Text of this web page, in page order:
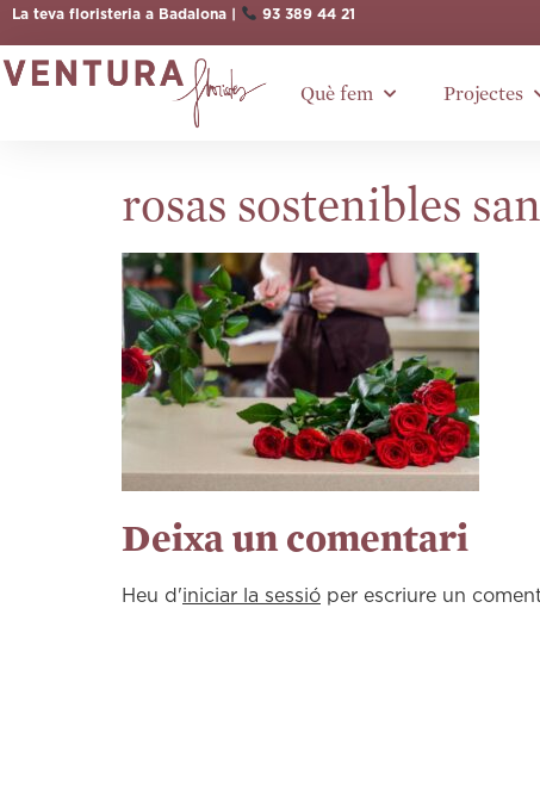
La teva floristeria a Badalona | 93 389 44 21
Què fem Projectes
rosas sostenibles
Deixa un comentari
Heu d'iniciar la sessió per escriure un